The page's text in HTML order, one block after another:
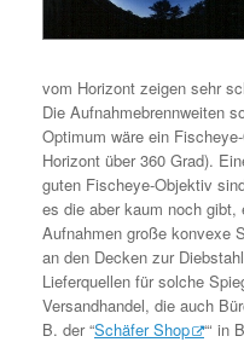
vom Horizont zeigen sehr
Die Aufnahmebrennweiten
Optimum wäre ein
Horizont über 360 Grad).
guten Fischeye-Objektiv
es die aber kaum noch
Aufnahmen große konvexe
an den Decken zur
Lieferquellen für solche
Versandhandel, die auch
B. der “Schäfer Shop
“‘ in